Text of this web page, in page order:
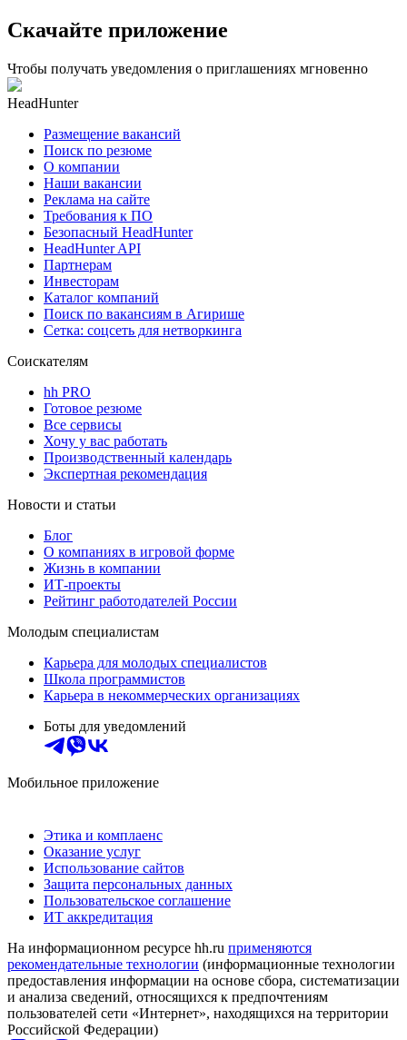
Скачайте приложение
Чтобы получать уведомления о приглашениях мгновенно
HeadHunter
Размещение вакансий
Поиск по резюме
О компании
Наши вакансии
Реклама на сайте
Требования к ПО
Безопасный HeadHunter
HeadHunter API
Партнерам
Инвесторам
Каталог компаний
Поиск по вакансиям в Агирише
Сетка: соцсеть для нетворкинга
Соискателям
hh PRO
Готовое резюме
Все сервисы
Хочу у вас работать
Производственный календарь
Экспертная рекомендация
Новости и статьи
Блог
О компаниях в игровой форме
Жизнь в компании
ИТ-проекты
Рейтинг работодателей России
Молодым специалистам
Карьера для молодых специалистов
Школа программистов
Карьера в некоммерческих организациях
Боты для уведомлений
Мобильное приложение
Этика и комплаенс
Оказание услуг
Использование сайтов
Защита персональных данных
Пользовательское соглашение
ИТ аккредитация
На информационном ресурсе hh.ru применяются
рекомендательные технологии (информационные технологии
предоставления информации на основе сбора, систематизации
и анализа сведений, относящихся к предпочтениям
пользователей сети «Интернет», находящихся на территории
Российской Федерации)